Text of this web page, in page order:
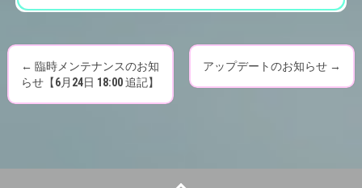
P
← 臨時メンテナンスのお知
らせ【6月24日 18:00 追記】
アップデートのお知らせ →